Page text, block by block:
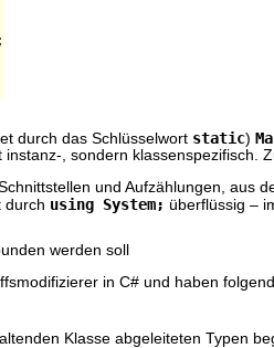
durch das Schlüsselwort static)
, sondern
und Aufzählungen,
durch using System; überflüssig –
werden soll
in C# und haben
Klasse abgeleiteten Typen